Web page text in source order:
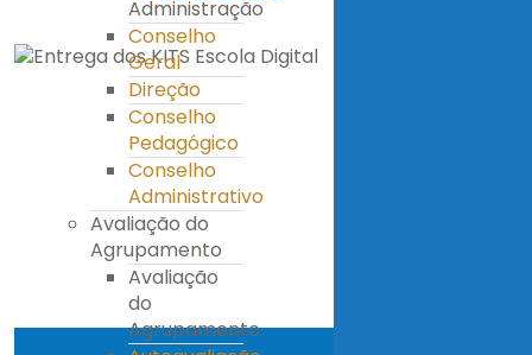
Administração
Conselho
Geral
Direção
Conselho
Pedagógico
Conselho
Administrativo
Avaliação do
Agrupamento
Avaliação
do
Agrupamento